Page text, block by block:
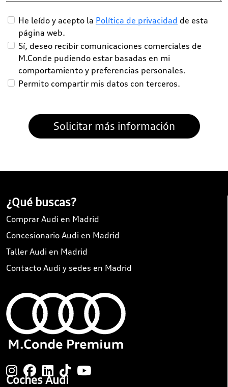
He leído y acepto la Política de privacidad de esta
página web.
Sí, deseo recibir comunicaciones comerciales de
M.Conde pudiendo estar basadas en mi
comportamiento y preferencias personales.
Permito compartir mis datos con terceros.
¿Qué buscas?
Comprar Audi en Madrid
Concesionario Audi en Madrid
Taller Audi en Madrid
Contacto Audi y sedes en Madrid
Coches Audi